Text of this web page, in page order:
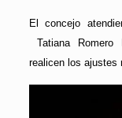
El concejo
Tatiana Romero
realicen los ajustes